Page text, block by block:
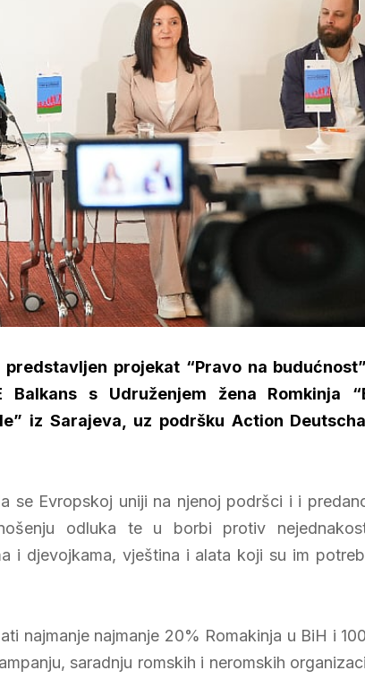
projekat “Pravo na
s Udruženjem žena Romkinja
iz Sarajeva, uz podršku Action
se Evropskoj uniji na njenoj podršci i i
odluka te u borbi protiv
i djevojkama, vještina i alata koji su im
najmanje najmanje 20% Romakinja u BiH i
saradnju romskih i neromskih